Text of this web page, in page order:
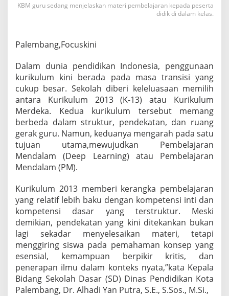
t
k
a
S
a
t
u
H
l
s
w
a
H
a
r
s
B
e
r
p
KBM guru sedang menjelaskan materi pembelajaran kepada peserta
didik di dalam kelas.
Palembang,Focuskini
Dalam dunia pendidikan Indonesia, penggunaan
kurikulum kini berada pada masa transisi yang
cukup besar. Sekolah diberi keleluasaan memilih
antara Kurikulum 2013 (K-13) atau Kurikulum
Merdeka. Kedua kurikulum tersebut memang
berbeda dalam struktur, pendekatan, dan ruang
gerak guru. Namun, keduanya mengarah pada satu
tujuan utama,mewujudkan Pembelajaran
Mendalam (Deep Learning) atau Pembelajaran
Mendalam (PM).
Kurikulum 2013 memberi kerangka pembelajaran
yang relatif lebih baku dengan kompetensi inti dan
kompetensi dasar yang terstruktur. Meski
demikian, pendekatan yang kini ditekankan bukan
lagi sekadar menyelesaikan materi, tetapi
menggiring siswa pada pemahaman konsep yang
esensial, kemampuan berpikir kritis, dan
penerapan ilmu dalam konteks nyata,”kata Kepala
Bidang Sekolah Dasar (SD) Dinas Pendidikan Kota
Palembang, Dr. Alhadi Yan Putra, S.E., S.Sos., M.Si.,